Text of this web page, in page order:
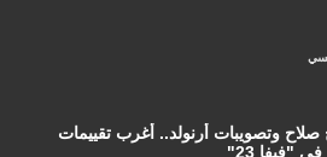
صلاح وتصويبات أرنولد.. أغرب تقييمات
"فيفا 23"